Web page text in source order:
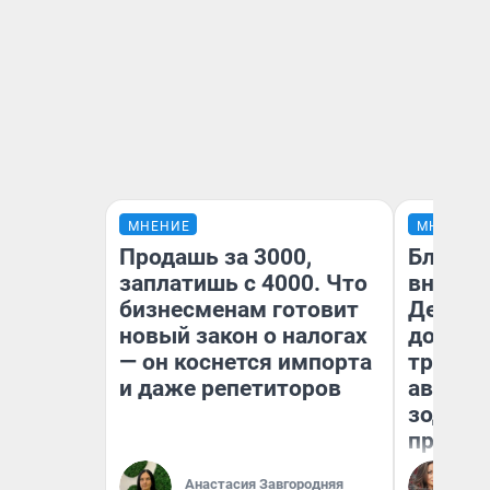
МНЕНИЕ
Продашь за 3000,
заплатишь с 4000. Что
бизнесменам готовит
новый закон о налогах
— он коснется импорта
и даже репетиторов
Анастасия Завгородняя
МНЕНИЕ
Девам
траты:
август